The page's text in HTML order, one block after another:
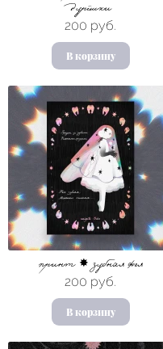
дурёшки
200 руб.
В корзину
принт ✸ зубная фея
200 руб.
В корзину